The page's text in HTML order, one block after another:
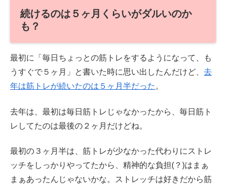
続けるのは５ヶ月くらいがダルいのか
も？
最初に「毎日ちょっとの筋トレをするようになって、も
うすぐで５ヶ月」と書いた時に思い出したんだけど、 去
年は筋トレが続いたのは５ヶ月半だった 。
去年は、最初は毎日筋トレじゃなかったから、毎日筋ト
レしてたのは最後の２ヶ月だけどね。
最初の３ヶ月半は、筋トレが少なかった代わりにストレ
ッチをしっかりやってたから、精神的な負担(？)はまぁ
まぁあったんじゃないかな。ストレッチは好きだから筋